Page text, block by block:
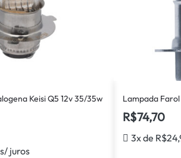
Keisi Q5 12v 35/35w
s/ juros
Lampada
R$74,70
3x de R$